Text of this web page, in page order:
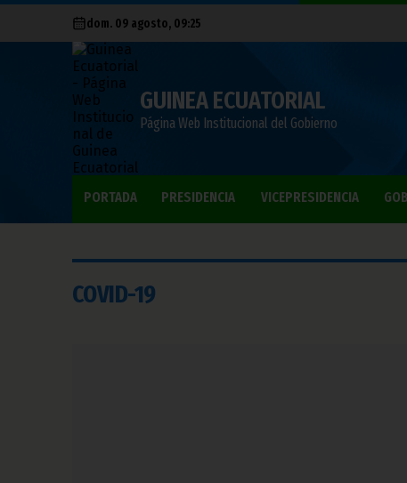
dom. 09 agosto, 09:25
GUINEA ECUATORIAL
Página Web Institucional del Gobierno
PORTADA PRESIDENCIA VICEPRESIDENCIA
COVID-19